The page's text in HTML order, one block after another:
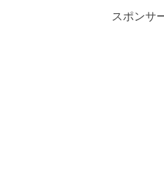
スポンサ